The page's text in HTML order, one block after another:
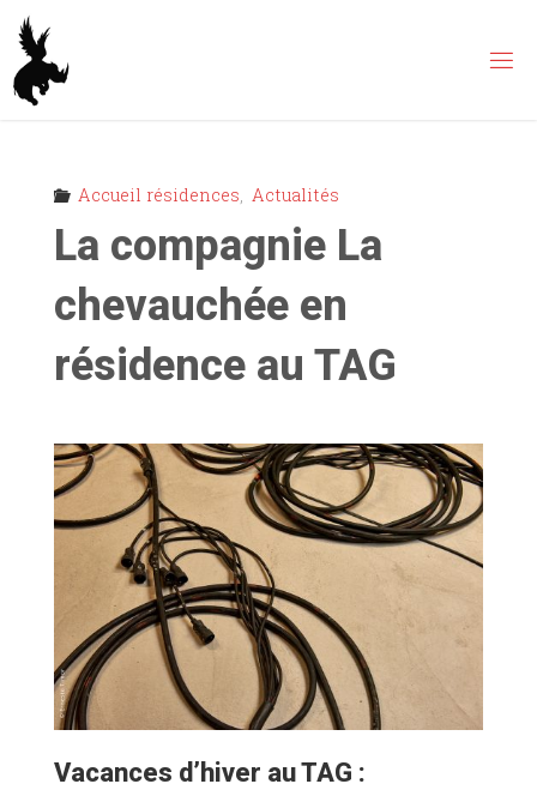
Skip
content
Accueil résidences Actualités
La compagnie La
chevauchée en
résidence au TAG
Vacances d’hiver au TAG :